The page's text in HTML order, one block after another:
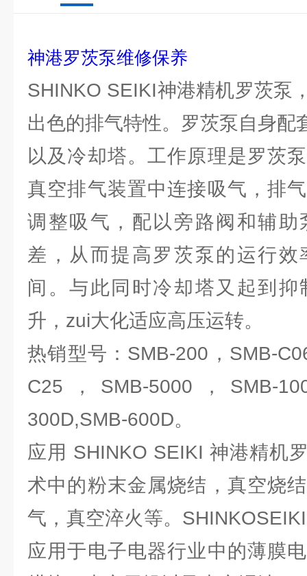
神港罗茨泵维修保养
SHINKO SEIKI神港精机罗茨泵
出色的排气特性。罗茨泵自身配
以及冷却塔。工作原理是罗茨
真空排气装置中连接吸气，排
调整吸气，配以旁路阀和辅助
差，从而提高罗茨泵的运行
间。与此同时冷却塔又起到
升，zui大化适应高压运转。
热销型号：SMB-200，SMB-
C25，SMB-5000，SMB-
300D,SMB-600D。
应用 SHINKO SEIKI 神港精机
术中的粉末金属烧结，真空烧
气，真空淬火等。
应用于电子电器行业中的薄膜